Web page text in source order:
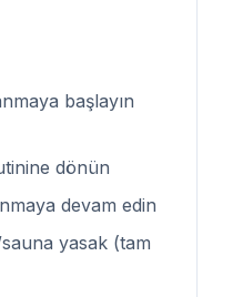
başlayın
dönün
devam edin
yasak (tam